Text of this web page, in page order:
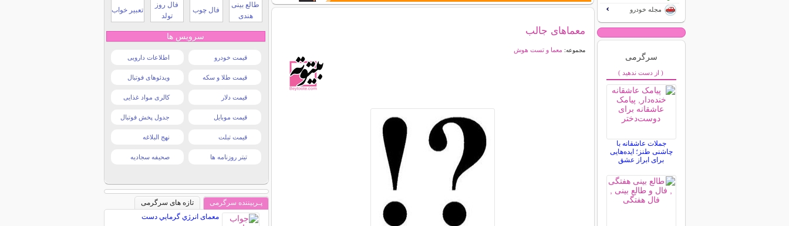
معماهای جالب
مجموعه: معما و تست هوش
مجله خودرو
سرگرمی
( از دست ندهید )
جملات عاشقانه با
چاشنی طنز؛ ایده‌هایی
برای ابراز عشق
طالع بینی
هندی
فال چوب
فال روز
تولد
تعبیر خواب
سرویس ها
قیمت خودرو اطلاعات دارویی
قیمت طلا و سکه ویدئوهای فوتبال
قیمت دلار کالری مواد غذایی
قیمت موبایل جدول پخش فوتبال
قیمت تبلت نهج البلاغه
تیتر روزنامه ها صحیفه سجادیه
پـربیننده سرگرمی
تازه های سرگرمی
معمای انرژي گرمایي دست